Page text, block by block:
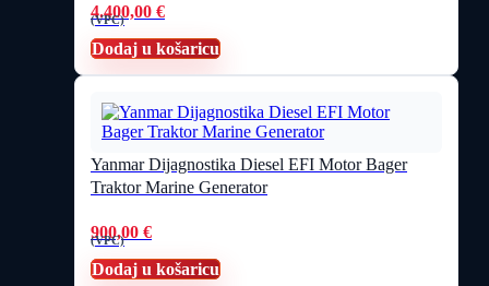
4.400,00 €
(VPC)
Dodaj u košaricu
Yanmar Dijagnostika Diesel EFI Motor Bager
Traktor Marine Generator
900,00 €
(VPC)
Dodaj u košaricu